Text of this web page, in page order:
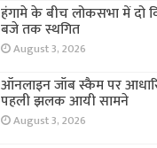
हंगामे के बीच लोकसभा में दो
बजे तक स्थगित
August 3, 2026
ऑनलाइन जॉब स्कैम पर
पहली झलक आयी सामने
August 3, 2026